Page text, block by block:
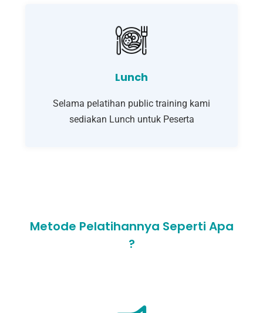
Lunch
Selama pelatihan public training kami
sediakan Lunch untuk Peserta
Metode Pelatihannya Seperti Apa
?